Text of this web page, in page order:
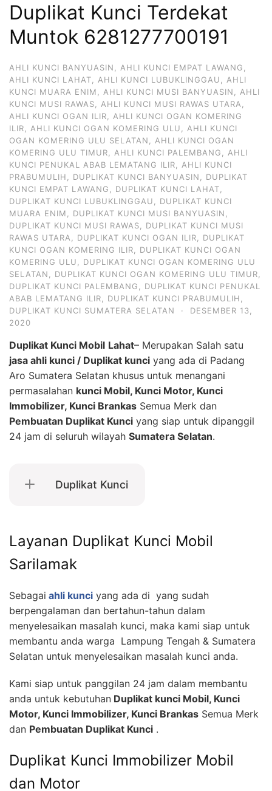
Duplikat Kunci Terdekat
Muntok 6281277700191
AHLI KUNCI BANYUASIN, AHLI KUNCI EMPAT LAWANG,
AHLI KUNCI LAHAT, AHLI KUNCI LUBUKLINGGAU, AHLI
KUNCI MUARA ENIM, AHLI KUNCI MUSI BANYUASIN, AHLI
KUNCI MUSI RAWAS, AHLI KUNCI MUSI RAWAS UTARA,
AHLI KUNCI OGAN ILIR, AHLI KUNCI OGAN KOMERING
ILIR, AHLI KUNCI OGAN KOMERING ULU, AHLI KUNCI
OGAN KOMERING ULU SELATAN, AHLI KUNCI OGAN
KOMERING ULU TIMUR, AHLI KUNCI PALEMBANG, AHLI
KUNCI PENUKAL ABAB LEMATANG ILIR, AHLI KUNCI
PRABUMULIH, DUPLIKAT KUNCI BANYUASIN, DUPLIKAT
KUNCI EMPAT LAWANG, DUPLIKAT KUNCI LAHAT,
DUPLIKAT KUNCI LUBUKLINGGAU, DUPLIKAT KUNCI
MUARA ENIM, DUPLIKAT KUNCI MUSI BANYUASIN,
DUPLIKAT KUNCI MUSI RAWAS, DUPLIKAT KUNCI MUSI
RAWAS UTARA, DUPLIKAT KUNCI OGAN ILIR, DUPLIKAT
KUNCI OGAN KOMERING ILIR, DUPLIKAT KUNCI OGAN
KOMERING ULU, DUPLIKAT KUNCI OGAN KOMERING ULU
SELATAN, DUPLIKAT KUNCI OGAN KOMERING ULU TIMUR,
DUPLIKAT KUNCI PALEMBANG, DUPLIKAT KUNCI PENUKAL
ABAB LEMATANG ILIR, DUPLIKAT KUNCI PRABUMULIH,
DUPLIKAT KUNCI SUMATERA SELATAN
·
DESEMBER 13,
2020
Duplikat Kunci Mobil Lahat– Merupakan Salah satu
jasa ahli kunci / Duplikat kunci yang ada di Padang
Aro Sumatera Selatan khusus untuk menangani
permasalahan kunci Mobil, Kunci Motor, Kunci
Immobilizer, Kunci Brankas Semua Merk dan
Pembuatan Duplikat Kunci yang siap untuk dipanggil
24 jam di seluruh wilayah Sumatera Selatan.
Duplikat Kunci
Layanan Duplikat Kunci Mobil
Sarilamak
Sebagai ahli kunci yang ada di yang sudah
berpengalaman dan bertahun-tahun dalam
menyelesaikan masalah kunci, maka kami siap untuk
membantu anda warga Lampung Tengah & Sumatera
Selatan untuk menyelesaikan masalah kunci anda.
Kami siap untuk panggilan 24 jam dalam membantu
anda untuk kebutuhan Duplikat kunci Mobil, Kunci
Motor, Kunci Immobilizer, Kunci Brankas Semua Merk
dan Pembuatan Duplikat Kunci .
Duplikat Kunci Immobilizer Mobil
dan Motor